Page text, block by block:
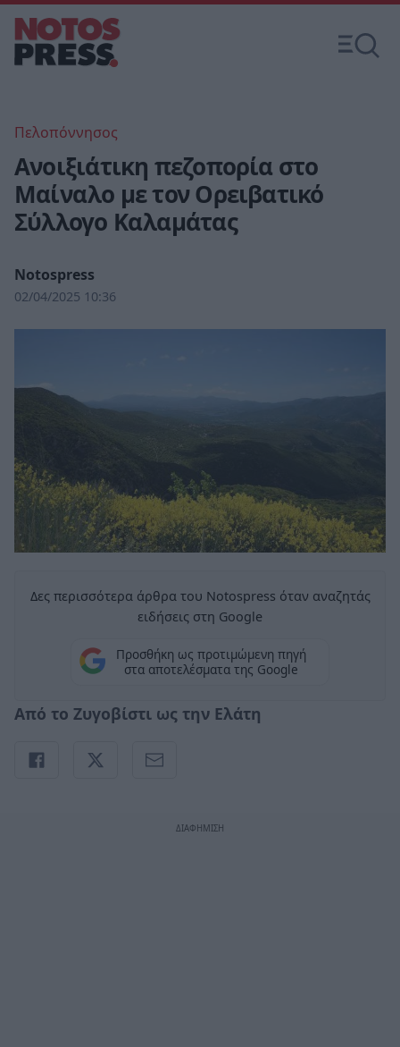
Πελοπόννησος
Ανοιξιάτικη πεζοπορία στο
Μαίναλο με τον Ορειβατικό
Σύλλογο Καλαμάτας
Notospress
02/04/2025 10:36
Δες περισσότερα άρθρα του Notospress όταν αναζητάς
ειδήσεις στη Google
Προσθήκη ως προτιμώμενη πηγή
στα αποτελέσματα της Google
Από το Ζυγοβίστι ως την Ελάτη